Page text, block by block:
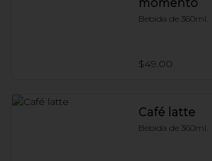
momento
Bebida de 360ml.
$49.00
Café latte
Bebida de 360ml.